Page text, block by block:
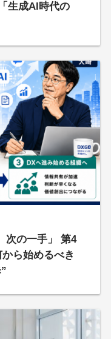
生成AI時代の
の一手」 第4
ら始めるべき
”